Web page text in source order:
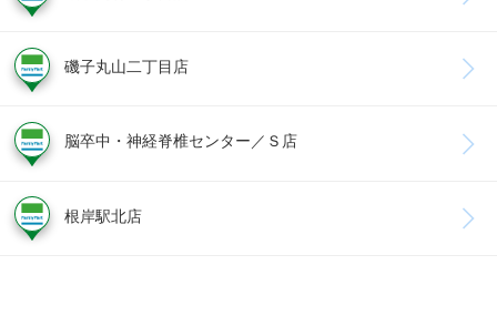
磯子丸山二丁目店
脳卒中・神経脊椎センター／Ｓ店
根岸駅北店